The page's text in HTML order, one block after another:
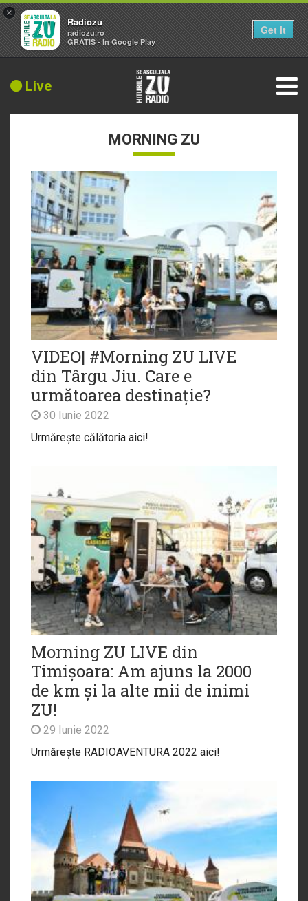
Live
MORNING ZU
VIDEO| #Morning ZU LIVE
din Târgu Jiu. Care e
următoarea destinație?
30 Iunie 2022
Urmărește călătoria aici!
Morning ZU LIVE din
Timișoara: Am ajuns la 2000
de km și la alte mii de inimi
ZU!
29 Iunie 2022
Urmărește RADIOAVENTURA 2022 aici!
×
Radiozu
radiozu.ro
GRATIS - In Google Play
Get it